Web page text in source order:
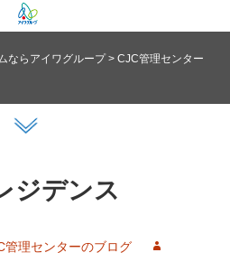
ならアイワグループ>CJC管理センター
ジデンス
管理センターのブログ